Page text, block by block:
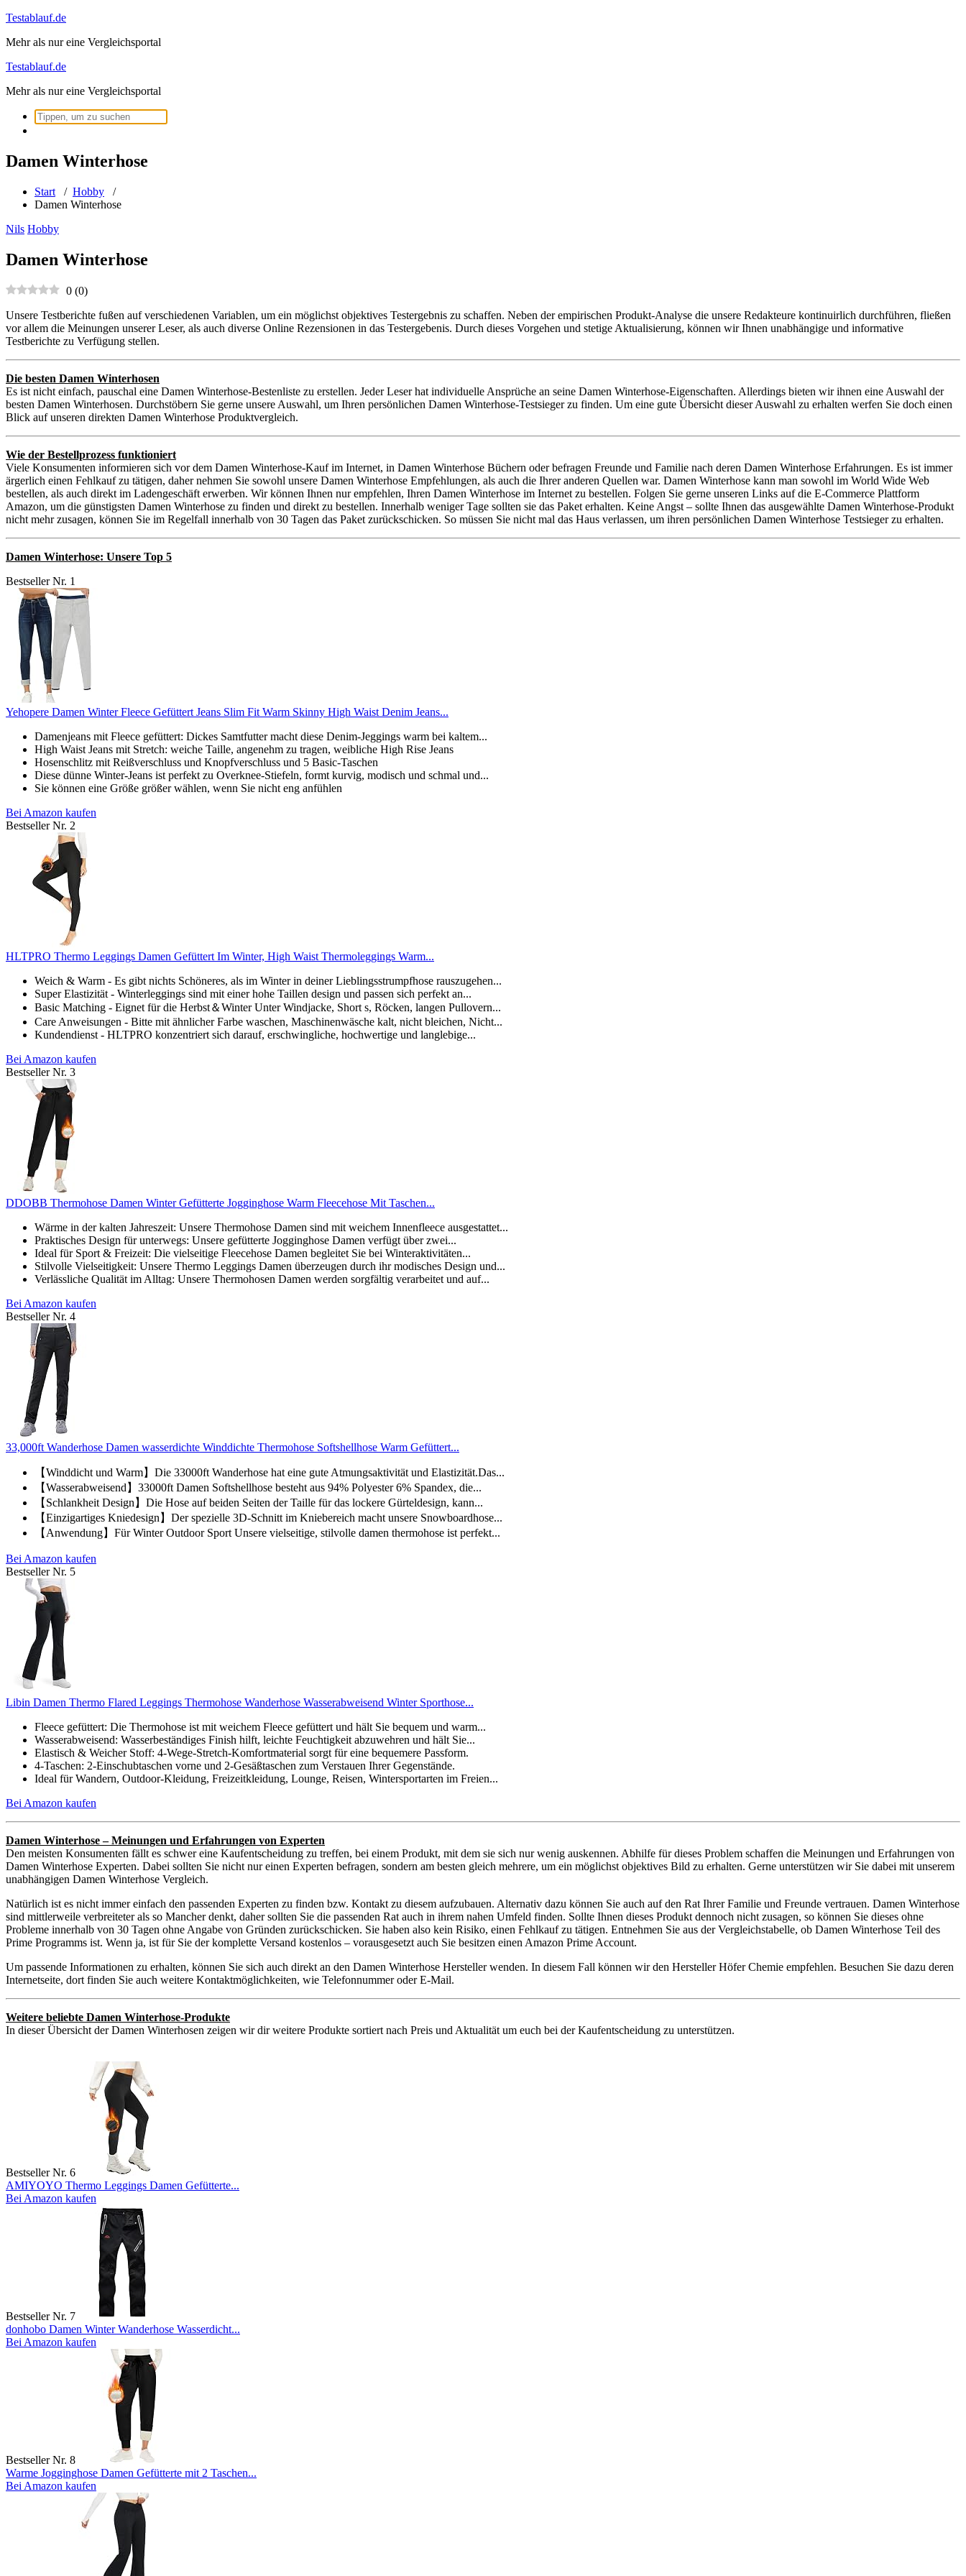
Zum
springen
Testablauf.de
Mehr als nur eine Vergleichsportal
Testablauf.de
Mehr als nur eine Vergleichsportal
Suchen
nach:
Damen Winterhose
Start / Hobby /
Damen Winterhose
Nils Hobby
Damen Winterhose
0 (0)
Unsere Testberichte fußen auf verschiedenen Variablen, um ein möglichst objektives Testergebnis zu schaffen. Neben der empirischen Produkt-Analyse die unsere Redakteure kontinuirlich durchführen, fließen
vor allem die Meinungen unserer Leser, als auch diverse Online Rezensionen in das Testergebenis. Durch dieses Vorgehen und stetige Aktualisierung, können wir Ihnen unabhängige und informative
Testberichte zu Verfügung stellen.
Die besten Damen Winterhosen
Es ist nicht einfach, pauschal eine Damen Winterhose-Bestenliste zu erstellen. Jeder Leser hat individuelle Ansprüche an seine Damen Winterhose-Eigenschaften. Allerdings bieten wir ihnen eine Auswahl der
besten Damen Winterhosen. Durchstöbern Sie gerne unsere Auswahl, um Ihren persönlichen Damen Winterhose-Testsieger zu finden. Um eine gute Übersicht dieser Auswahl zu erhalten werfen Sie doch einen
Blick auf unseren direkten Damen Winterhose Produktvergleich.
Wie der Bestellprozess funktioniert
Viele Konsumenten informieren sich vor dem Damen Winterhose-Kauf im Internet, in Damen Winterhose Büchern oder befragen Freunde und Familie nach deren Damen Winterhose Erfahrungen. Es ist immer
ärgerlich einen Fehlkauf zu tätigen, daher nehmen Sie sowohl unsere Damen Winterhose Empfehlungen, als auch die Ihrer anderen Quellen war. Damen Winterhose kann man sowohl im World Wide Web
bestellen, als auch direkt im Ladengeschäft erwerben. Wir können Ihnen nur empfehlen, Ihren Damen Winterhose im Internet zu bestellen. Folgen Sie gerne unseren Links auf die E-Commerce Plattform
Amazon, um die günstigsten Damen Winterhose zu finden und direkt zu bestellen. Innerhalb weniger Tage sollten sie das Paket erhalten. Keine Angst – sollte Ihnen das ausgewählte Damen Winterhose-Produkt
nicht mehr zusagen, können Sie im Regelfall innerhalb von 30 Tagen das Paket zurückschicken. So müssen Sie nicht mal das Haus verlassen, um ihren persönlichen Damen Winterhose Testsieger zu erhalten.
Damen Winterhose: Unsere Top 5
Bestseller Nr. 1
Yehopere Damen Winter Fleece Gefüttert Jeans Slim Fit Warm Skinny High Waist Denim Jeans...
Damenjeans mit Fleece gefüttert: Dickes Samtfutter macht diese Denim-Jeggings warm bei kaltem...
High Waist Jeans mit Stretch: weiche Taille, angenehm zu tragen, weibliche High Rise Jeans
Hosenschlitz mit Reißverschluss und Knopfverschluss und 5 Basic-Taschen
Diese dünne Winter-Jeans ist perfekt zu Overknee-Stiefeln, formt kurvig, modisch und schmal und...
Sie können eine Größe größer wählen, wenn Sie nicht eng anfühlen
Bei Amazon kaufen
Bestseller Nr. 2
HLTPRO Thermo Leggings Damen Gefüttert Im Winter, High Waist Thermoleggings Warm...
Weich & Warm - Es gibt nichts Schöneres, als im Winter in deiner Lieblingsstrumpfhose rauszugehen...
Super Elastizität - Winterleggings sind mit einer hohe Taillen design und passen sich perfekt an...
Basic Matching - Eignet für die Herbst＆Winter Unter Windjacke, Short s, Röcken, langen Pullovern...
Care Anweisungen - Bitte mit ähnlicher Farbe waschen, Maschinenwäsche kalt, nicht bleichen, Nicht...
Kundendienst - HLTPRO konzentriert sich darauf, erschwingliche, hochwertige und langlebige...
Bei Amazon kaufen
Bestseller Nr. 3
DDOBB Thermohose Damen Winter Gefütterte Jogginghose Warm Fleecehose Mit Taschen...
Wärme in der kalten Jahreszeit: Unsere Thermohose Damen sind mit weichem Innenfleece ausgestattet...
Praktisches Design für unterwegs: Unsere gefütterte Jogginghose Damen verfügt über zwei...
Ideal für Sport & Freizeit: Die vielseitige Fleecehose Damen begleitet Sie bei Winteraktivitäten...
Stilvolle Vielseitigkeit: Unsere Thermo Leggings Damen überzeugen durch ihr modisches Design und...
Verlässliche Qualität im Alltag: Unsere Thermohosen Damen werden sorgfältig verarbeitet und auf...
Bei Amazon kaufen
Bestseller Nr. 4
33,000ft Wanderhose Damen wasserdichte Winddichte Thermohose Softshellhose Warm Gefüttert...
【Winddicht und Warm】Die 33000ft Wanderhose hat eine gute Atmungsaktivität und Elastizität.Das...
【Wasserabweisend】33000ft Damen Softshellhose besteht aus 94% Polyester 6% Spandex, die...
【Schlankheit Design】Die Hose auf beiden Seiten der Taille für das lockere Gürteldesign, kann...
【Einzigartiges Kniedesign】Der spezielle 3D-Schnitt im Kniebereich macht unsere Snowboardhose...
【Anwendung】Für Winter Outdoor Sport Unsere vielseitige, stilvolle damen thermohose ist perfekt...
Bei Amazon kaufen
Bestseller Nr. 5
Libin Damen Thermo Flared Leggings Thermohose Wanderhose Wasserabweisend Winter Sporthose...
Fleece gefüttert: Die Thermohose ist mit weichem Fleece gefüttert und hält Sie bequem und warm...
Wasserabweisend: Wasserbeständiges Finish hilft, leichte Feuchtigkeit abzuwehren und hält Sie...
Elastisch & Weicher Stoff: 4-Wege-Stretch-Komfortmaterial sorgt für eine bequemere Passform.
4-Taschen: 2-Einschubtaschen vorne und 2-Gesäßtaschen zum Verstauen Ihrer Gegenstände.
Ideal für Wandern, Outdoor-Kleidung, Freizeitkleidung, Lounge, Reisen, Wintersportarten im Freien...
Bei Amazon kaufen
Damen Winterhose – Meinungen und Erfahrungen von Experten
Den meisten Konsumenten fällt es schwer eine Kaufentscheidung zu treffen, bei einem Produkt, mit dem sie sich nur wenig auskennen. Abhilfe für dieses Problem schaffen die Meinungen und Erfahrungen von
Damen Winterhose Experten. Dabei sollten Sie nicht nur einen Experten befragen, sondern am besten gleich mehrere, um ein möglichst objektives Bild zu erhalten. Gerne unterstützen wir Sie dabei mit unserem
unabhängigen Damen Winterhose Vergleich.
Natürlich ist es nicht immer einfach den passenden Experten zu finden bzw. Kontakt zu diesem aufzubauen. Alternativ dazu können Sie auch auf den Rat Ihrer Familie und Freunde vertrauen. Damen Winterhose
sind mittlerweile verbreiteter als so Mancher denkt, daher sollten Sie die passenden Rat auch in ihrem nahen Umfeld finden. Sollte Ihnen dieses Produkt dennoch nicht zusagen, so können Sie dieses ohne
Probleme innerhalb von 30 Tagen ohne Angabe von Gründen zurückschicken. Sie haben also kein Risiko, einen Fehlkauf zu tätigen. Entnehmen Sie aus der Vergleichstabelle, ob Damen Winterhose Teil des
Prime Programms ist. Wenn ja, ist für Sie der komplette Versand kostenlos – vorausgesetzt auch Sie besitzen einen Amazon Prime Account.
Um passende Informationen zu erhalten, können Sie sich auch direkt an den Damen Winterhose Hersteller wenden. In diesem Fall können wir den Hersteller Höfer Chemie empfehlen. Besuchen Sie dazu deren
Internetseite, dort finden Sie auch weitere Kontaktmöglichkeiten, wie Telefonnummer oder E-Mail.
Weitere beliebte Damen Winterhose-Produkte
In dieser Übersicht der Damen Winterhosen zeigen wir dir weitere Produkte sortiert nach Preis und Aktualität um euch bei der Kaufentscheidung zu unterstützen.
Bestseller Nr. 6
AMIYOYO Thermo Leggings Damen Gefütterte...
Bei Amazon kaufen
Bestseller Nr. 7
donhobo Damen Winter Wanderhose Wasserdicht...
Bei Amazon kaufen
Bestseller Nr. 8
Warme Jogginghose Damen Gefütterte mit 2 Taschen...
Bei Amazon kaufen